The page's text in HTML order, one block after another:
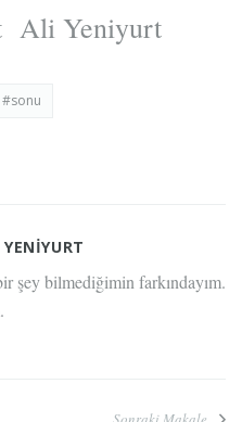
Ali Yeniyurt
#sonu
şey bilmediğimin farkındayım.